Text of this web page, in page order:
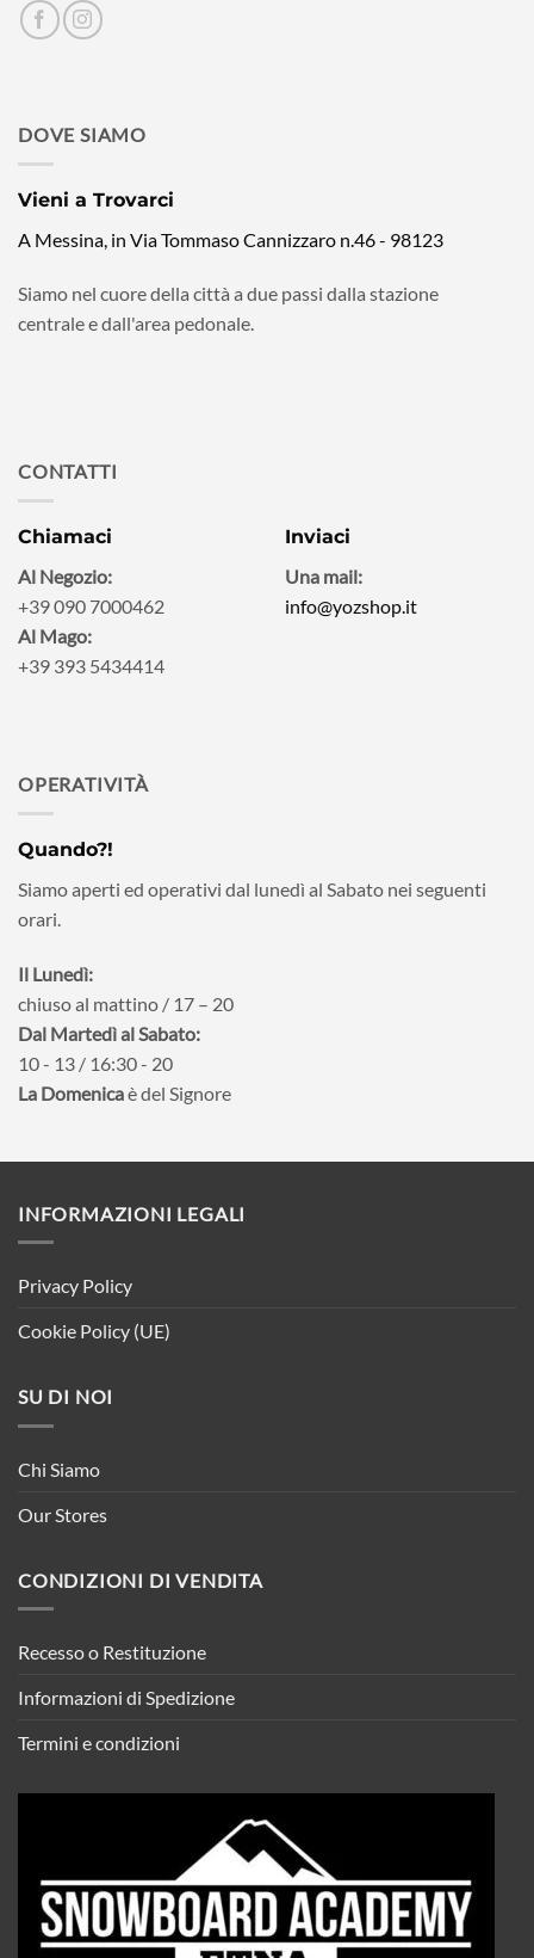
DOVE SIAMO
Vieni a Trovarci
A Messina, in Via Tommaso Cannizzaro n.46 - 98123
Siamo nel cuore della città a due passi dalla stazione
centrale e dall'area pedonale.
CONTATTI
Chiamaci
Al Negozio:
+39 090 7000462
Al Mago:
+39 393 5434414
Inviaci
Una mail:
info@yozshop.it
OPERATIVITÀ
Quando?!
Siamo aperti ed operativi dal lunedì al Sabato nei seguenti
orari.
Il Lunedì:
chiuso al mattino / 17 – 20
Dal Martedì al Sabato:
10 - 13 / 16:30 - 20
La Domenicaè del Signore
INFORMAZIONI LEGALI
Privacy Policy
Cookie Policy (UE)
SU DI NOI
Chi Siamo
Our Stores
CONDIZIONI DI VENDITA
Recesso o Restituzione
Informazioni di Spedizione
Termini e condizioni